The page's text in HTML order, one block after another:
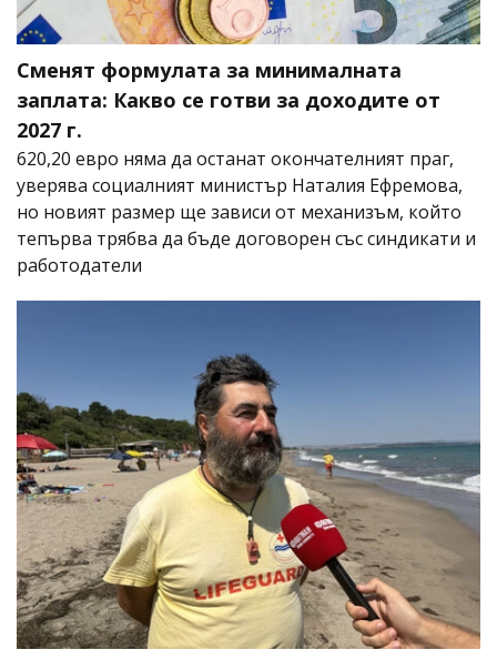
Сменят формулата за минималната
заплата: Какво се готви за доходите от
2027 г.
620,20 евро няма да останат окончателният праг,
уверява социалният министър Наталия Ефремова,
но новият размер ще зависи от механизъм, който
тепърва трябва да бъде договорен със синдикати и
работодатели